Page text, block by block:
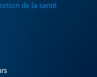
de la santé